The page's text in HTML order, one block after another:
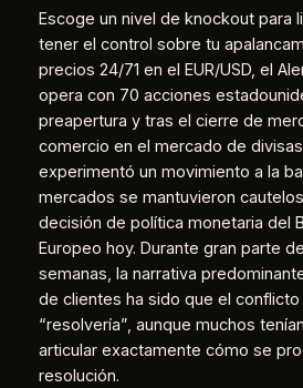
Escoge un nivel de knockout para
tener el control sobre tu
precios 24/71 en el EUR/USD, el
opera con 70 acciones
preapertura y tras el cierre de
comercio en el mercado de
experimentó un movimiento a la
mercados se mantuvieron
decisión de política monetaria del
Europeo hoy. Durante gran parte
semanas, la narrativa
de clientes ha sido que el
“resolvería”, aunque muchos
articular exactamente cómo se
resolución.